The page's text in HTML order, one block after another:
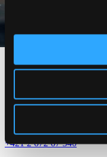
+421 2 672 67 340